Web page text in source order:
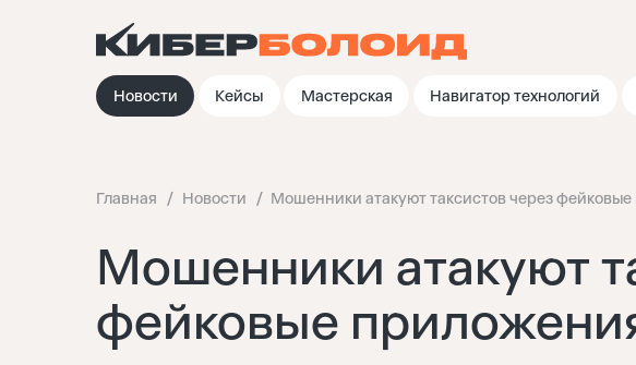
Новости Кейсы Мастерская Навигатор технологий
Главная Новости Мошенники атакуют таксистов через
Мошенники атакуют
фейковые